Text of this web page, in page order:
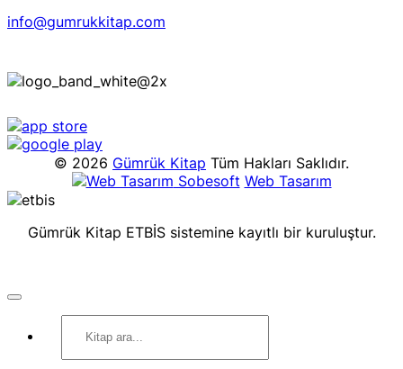
info@gumrukkitap.com
© 2026 Gümrük Kitap Tüm Hakları Saklıdır.
Sobesoft Web Tasarım
Gümrük Kitap ETBİS sistemine kayıtlı bir kuruluştur.